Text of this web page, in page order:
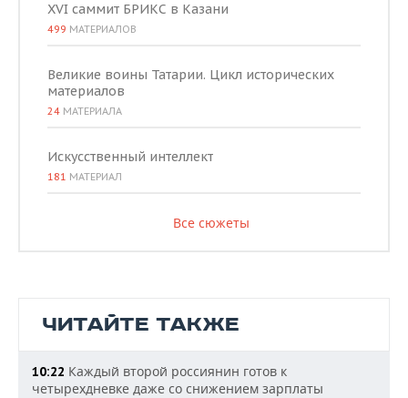
XVI саммит БРИКС в Казани
499 МАТЕРИАЛОВ
Великие воины Татарии. Цикл исторических
материалов
24 МАТЕРИАЛА
Искусственный интеллект
181 МАТЕРИАЛ
Все сюжеты
ЧИТАЙТЕ ТАКЖЕ
10:22 Каждый второй россиянин готов к
четырехдневке даже со снижением зарплаты